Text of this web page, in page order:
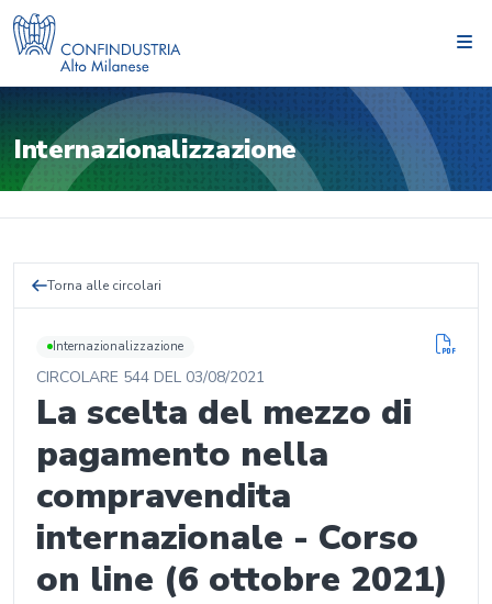
Internazionalizzazione
Torna alle circolari
Internazionalizzazione
CIRCOLARE 544 DEL 03/08/2021
La scelta del mezzo di
pagamento nella
compravendita
internazionale - Corso
on line (6 ottobre 2021)